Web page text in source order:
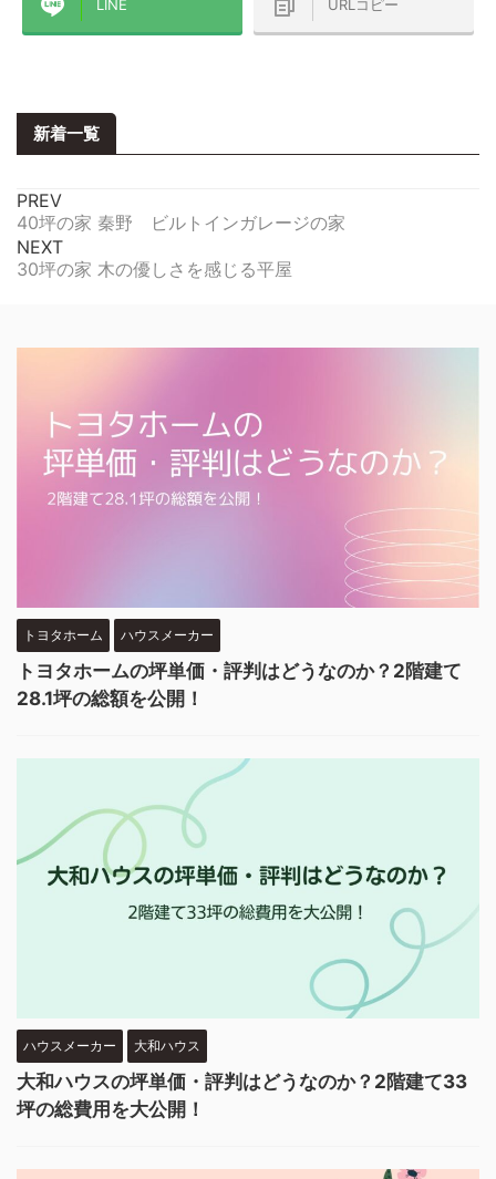
LINE URLコピー
新着一覧
PREV
40坪の家 秦野 ビルトインガレージの家
NEXT
30坪の家 木の優しさを感じる平屋
トヨタホーム ハウスメーカー
トヨタホームの坪単価・評判はどうなのか？2階建て
28.1坪の総額を公開！
ハウスメーカー 大和ハウス
大和ハウスの坪単価・評判はどうなのか？2階建て33
坪の総費用を大公開！